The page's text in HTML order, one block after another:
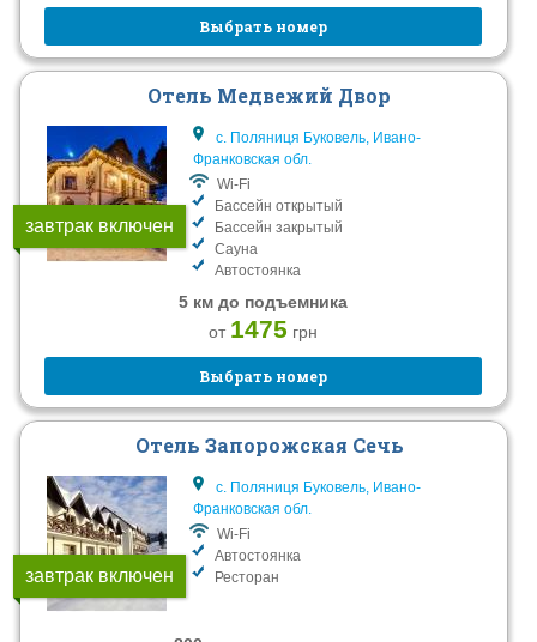
Выбрать номер
завтрак включен
Отель Медвежий Двор
с. Поляниця Буковель, Ивано-
Франковская обл.
Wi-Fi
Бассейн открытый
Бассейн закрытый
Сауна
Автостоянка
5 км до подъемника
от 1475 грн
Выбрать номер
завтрак включен
Отель Запорожская Сечь
с. Поляниця Буковель, Ивано-
Франковская обл.
Wi-Fi
Автостоянка
Ресторан